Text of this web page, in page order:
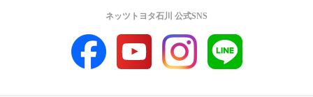
ネッツトヨタ石川 公式SNS